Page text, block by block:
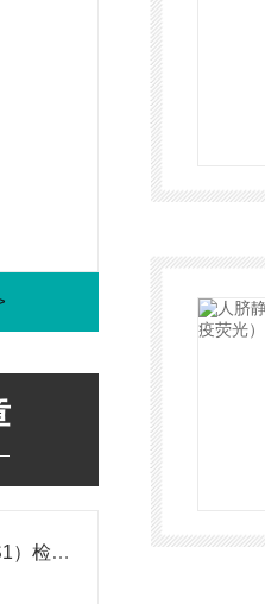
丝氨酸蛋白酶1（PRSS1）检测试剂盒